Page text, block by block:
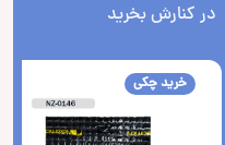
در کنارش بخرید
خرید چکی